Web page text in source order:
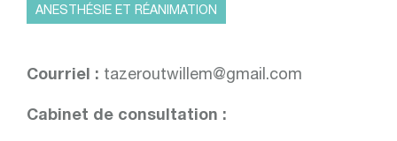
ANESTHÉSIE ET RÉANIMATION
Courriel : tazeroutwillem@gmail.com
Cabinet de consultation :